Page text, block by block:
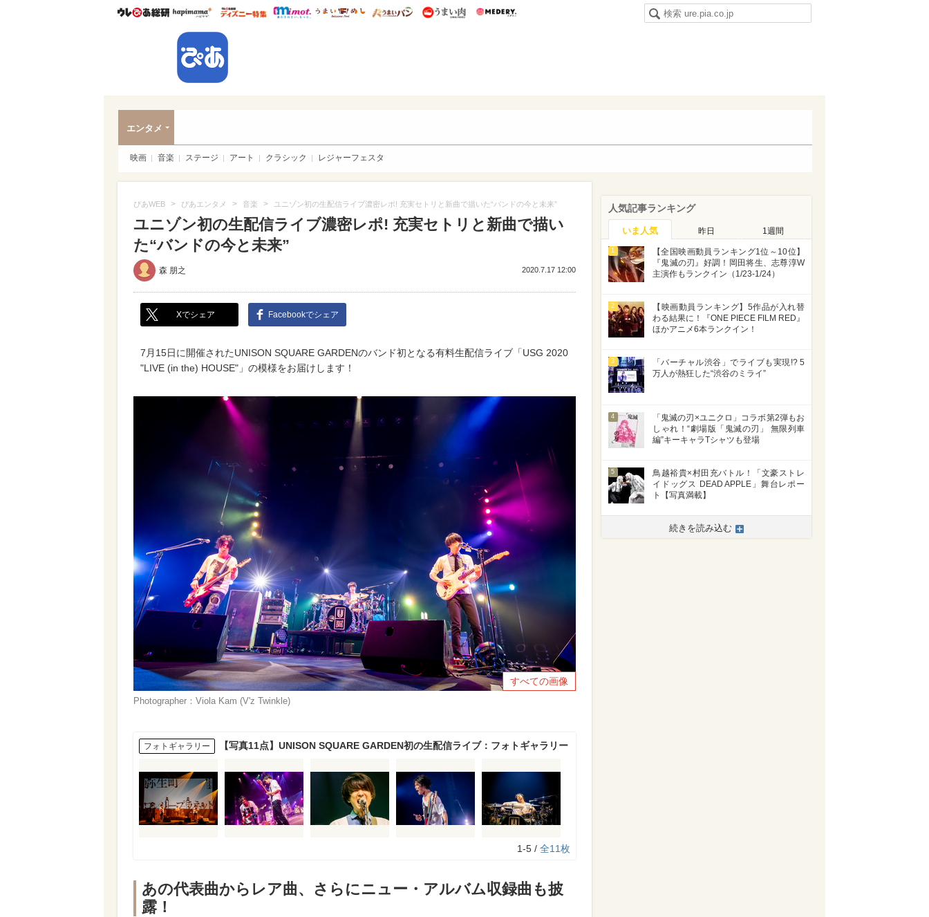
ウレぴあ総研ハピママ* ウレぴあ総研 ディズニー特集
mimot. うまいめし うまいパン うまい肉
エンタメ
映画 音楽 ステージ アート クラシック レジャーフェスタ
ぴあWEB > ぴあエンタメ > 音楽 > ユニゾン初の生配信ライブ濃密レポ! 充実セトリと新曲で描いた“バンドの今と未来”
ユニゾン初の生配信ライブ濃密レポ! 充実セトリと新曲で描い
た“バンドの今と未来”
森 朋之 2020.7.17 12:00
Xでシェア Facebookでシェア
7月15日に開催されたUNISON SQUARE GARDENのバンド初となる有料生配信ライブ「USG 2020
"LIVE (in the) HOUSE"」の模様をお届けします！
すべての画像
Photographer：Viola Kam (V'z Twinkle)
フォトギャラリー 【写真11点】UNISON SQUARE GARDEN初の生配信ライブ：フォトギャラリー
1-5 / 全11枚
あの代表曲からレア曲、さらにニュー・アルバム収録曲も披
露！
人気記事ランキング
いま人気 昨日 1週間
1
【全国映画動員ランキング1位～10位】
『鬼滅の刃』好調！岡田将生、志尊淳W
主演作もランクイン（1/23-1/24）
2
【映画動員ランキング】5作品が入れ替
わる結果に！『ONE PIECE FILM RED』
ほかアニメ6本ランクイン！
3
「バーチャル渋谷」でライブも実現!? 5
万人が熱狂した“渋谷のミライ”
4
「鬼滅の刃×ユニクロ」コラボ第2弾もお
しゃれ！“劇場版「鬼滅の刃」 無限列車
編”キーキャラTシャツも登場
5
鳥越裕貴×村田充バトル！「文豪ストレ
イドッグス DEAD APPLE」舞台レポー
ト【写真満載】
続きを読み込む